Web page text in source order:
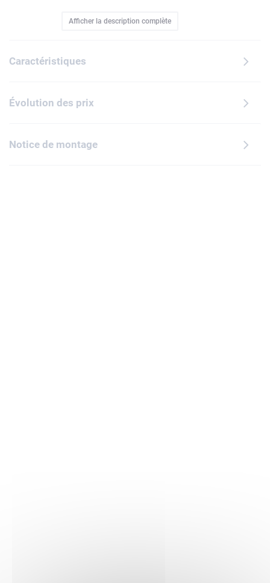
Afficher la description complète
Caractéristiques
Évolution des prix
Notice de montage